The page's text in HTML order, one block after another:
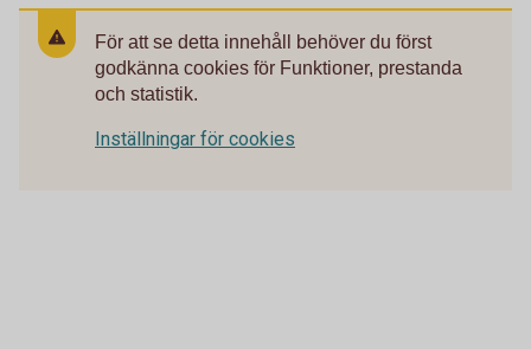
För att se detta innehåll behöver du först
godkänna cookies för Funktioner, prestanda
och statistik.
Inställningar för cookies